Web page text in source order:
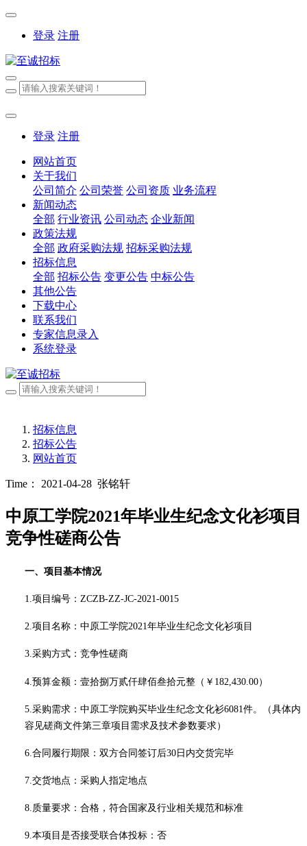
登录 注册
登录 注册
网站首页
关于我们
公司简介 公司荣誉 公司资质 业务流程
新闻动态
全部 行业资讯 公司动态 企业新闻
政策法规
全部 政府采购法规 招标采购法规
招标信息
全部 招标公告 变更公告 中标公告
其他公告
下载中心
联系我们
专家信息录入
系统登录
招标信息
招标公告
网站首页
Time： 2021-04-28 张铭轩
中原工学院2021年毕业生纪念文化衫项目
竞争性磋商公告
一、项目基本情况
1.项目编号：ZCZB-ZZ-JC-2021-0015
2.项目名称：中原工学院2021年毕业生纪念文化衫项目
3.采购方式： 竞争性磋商
4.预算金额：壹拾捌万贰仟肆佰叁拾元整（￥182,430.00）
5.采购需求：中原工学院购买毕业生纪念文化衫6081件。
（具体内
容见磋商文件第三章项目需求及技术参数要求）
6.合同履行期限：双方合同签订后30 日内交货完毕
7.交货地点：采购人指定地点
8.质量要求：合格，符合国家及行业相关规范和标准
9.本项目是否接受联合体投标：否